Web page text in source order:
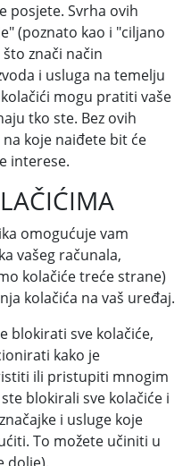
posjete. Svrha ovih
(poznato kao i "ciljano
znači način
i usluga na temelju
mogu pratiti vaše
tko ste. Bez ovih
koje naiđete bit će
interese.
omogućuje vam
vašeg računala,
kolačiće treće strane)
kolačića na vaš uređaj.
blokirati sve kolačiće,
kako je
ili pristupiti mnogim
blokirali sve kolačiće i
i usluge koje
To možete učiniti u